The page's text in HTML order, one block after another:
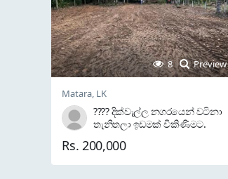
Preview
8
Matara, LK
???? දික්වැල්ල නගරයෙන් වටිනා
තැනිතලා ඉඩමක් විකිණිමට.
2qQxM3U4X7W8?g_st=iw ????
අකුරුබැබිල වේහැල්ල පාරට
Rs. 200,000